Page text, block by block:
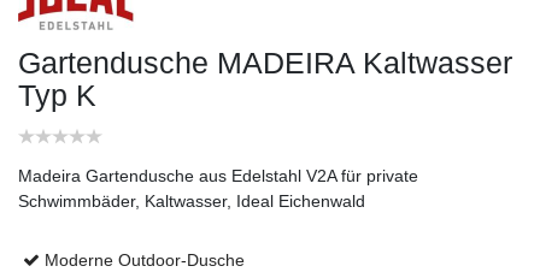
Gartendusche MADEIRA Kaltwasser
Typ K
Madeira Gartendusche aus Edelstahl V2A für private
Schwimmbäder, Kaltwasser, Ideal Eichenwald
Moderne Outdoor-Dusche